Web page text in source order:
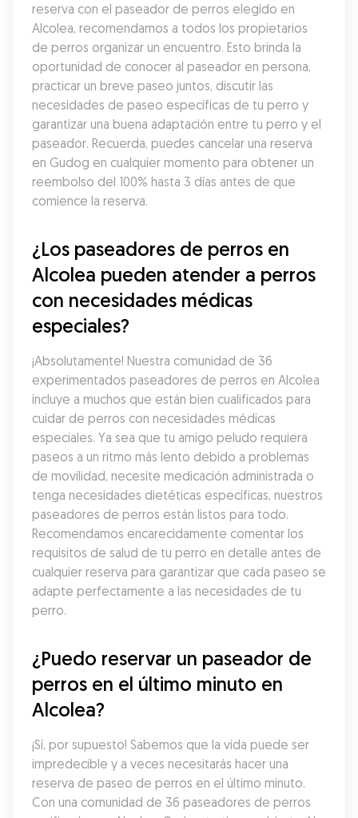
reserva con el paseador de perros elegido en
Alcolea, recomendamos a todos los propietarios
de perros organizar un encuentro. Esto brinda la
oportunidad de conocer al paseador en persona,
practicar un breve paseo juntos, discutir las
necesidades de paseo específicas de tu perro y
garantizar una buena adaptación entre tu perro y el
paseador. Recuerda, puedes cancelar una reserva
en Gudog en cualquier momento para obtener un
reembolso del 100% hasta 3 días antes de que
comience la reserva.
¿Los paseadores de perros en
Alcolea pueden atender a perros
con necesidades médicas
especiales?
¡Absolutamente! Nuestra comunidad de 36
experimentados paseadores de perros en Alcolea
incluye a muchos que están bien cualificados para
cuidar de perros con necesidades médicas
especiales. Ya sea que tu amigo peludo requiera
paseos a un ritmo más lento debido a problemas
de movilidad, necesite medicación administrada o
tenga necesidades dietéticas específicas, nuestros
paseadores de perros están listos para todo.
Recomendamos encarecidamente comentar los
requisitos de salud de tu perro en detalle antes de
cualquier reserva para garantizar que cada paseo se
adapte perfectamente a las necesidades de tu
perro.
¿Puedo reservar un paseador de
perros en el último minuto en
Alcolea?
¡Sí, por supuesto! Sabemos que la vida puede ser
impredecible y a veces necesitarás hacer una
reserva de paseo de perros en el último minuto.
Con una comunidad de 36 paseadores de perros